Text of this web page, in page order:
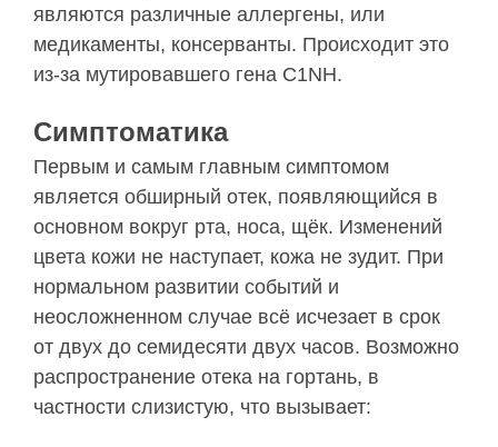
являются различные аллергены, или
медикаменты, консерванты. Происходит это
из-за мутировавшего гена C1NH.
Симптоматика
Первым и самым главным симптомом
является обширный отек, появляющийся в
основном вокруг рта, носа, щёк. Изменений
цвета кожи не наступает, кожа не зудит. При
нормальном развитии событий и
неосложненном случае всё исчезает в срок
от двух до семидесяти двух часов. Возможно
распространение отека на гортань, в
частности слизистую, что вызывает: